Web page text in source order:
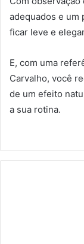
adequados e um
ficar leve e
E, com uma
Carvalho, você
de um efeito
a sua rotina.